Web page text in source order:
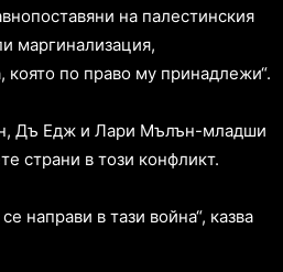
на палестинския
маргинализация,
която по право му принадлежи“.
Дъ Едж и Лари Мълън-младши
страни в този конфликт.
направи в тази война“, казва